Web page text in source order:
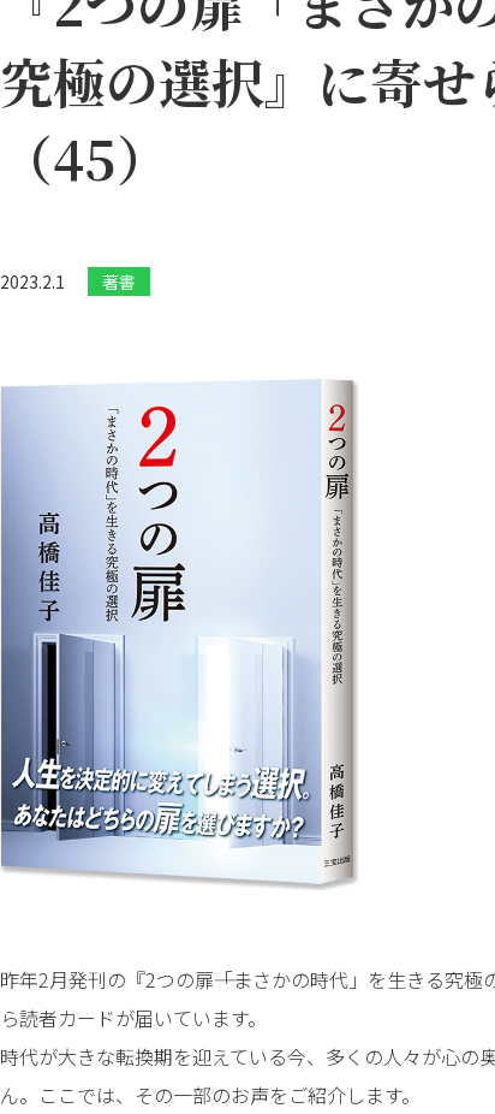
究極の選択』に寄
（45）
2023.2.1 著書
昨年2月発刊の『2つの扉――「まさかの時代」を生きる究
ら読者カードが届いています。
時代が大きな転換期を迎えている今、多くの人々が心
ん。ここでは、その一部のお声をご紹介します。